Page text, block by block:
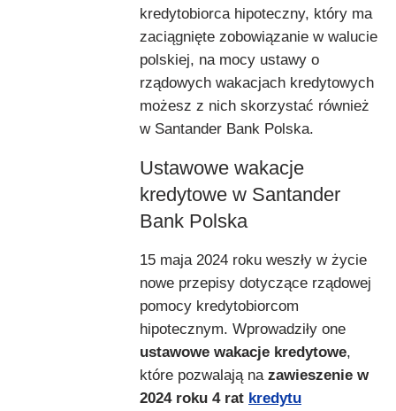
kredytobiorca hipoteczny, który ma
zaciągnięte zobowiązanie w walucie
polskiej, na mocy ustawy o
rządowych wakacjach kredytowych
możesz z nich skorzystać również
w Santander Bank Polska.
Ustawowe wakacje
kredytowe w Santander
Bank Polska
15 maja 2024 roku weszły w życie
nowe przepisy dotyczące rządowej
pomocy kredytobiorcom
hipotecznym. Wprowadziły one
ustawowe wakacje kredytowe,
które pozwalają na zawieszenie w
2024 roku 4 rat kredytu